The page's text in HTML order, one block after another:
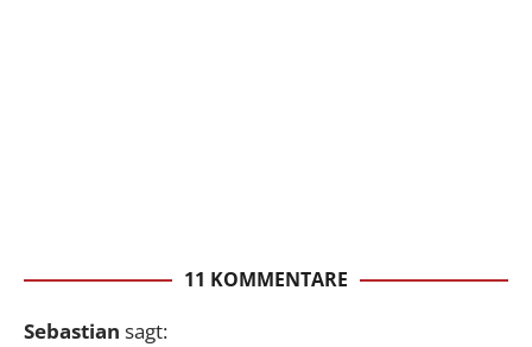
11 KOMMENTARE
Sebastian sagt: